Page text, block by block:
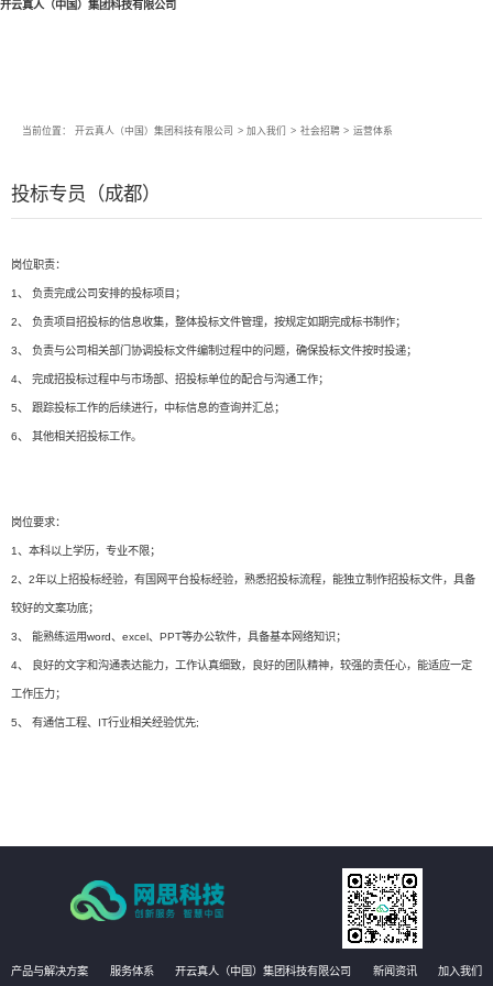
开云真人（中国）集团科技有限公司
当前位置： 开云真人（中国）集团科技有限公司 > 加入我们 > 社会招聘 > 运营体系
投标专员（成都）
岗位职责：
1、 负责完成公司安排的投标项目；
2、 负责项目招投标的信息收集，整体投标文件管理，按规定如期完成标书制作；
3、 负责与公司相关部门协调投标文件编制过程中的问题，确保投标文件按时投递；
4、 完成招投标过程中与市场部、招投标单位的配合与沟通工作；
5、 跟踪投标工作的后续进行，中标信息的查询并汇总；
6、 其他相关招投标工作。
岗位要求：
1、本科以上学历，专业不限；
2、2年以上招投标经验，有国网平台投标经验，熟悉招投标流程，能独立制作招投标文件，具备
较好的文案功底；
3、 能熟练运用word、excel、PPT等办公软件，具备基本网络知识；
4、 良好的文字和沟通表达能力，工作认真细致，良好的团队精神，较强的责任心，能适应一定
工作压力；
5、 有通信工程、IT行业相关经验优先;
产品与解决方案 服务体系 开云真人（中国）集团科技有限公司 新闻资讯 加入我们